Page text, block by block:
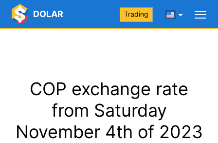
DOLAR Trading
COP exchange rate
from Saturday
November 4th of 2023